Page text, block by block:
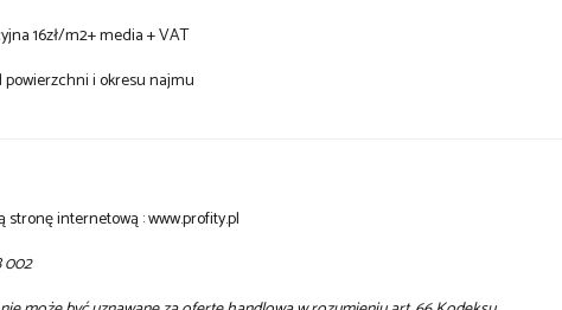
16zł/m2+ media + VAT
powierzchni i okresu najmu
internetową : www.profity.pl
002